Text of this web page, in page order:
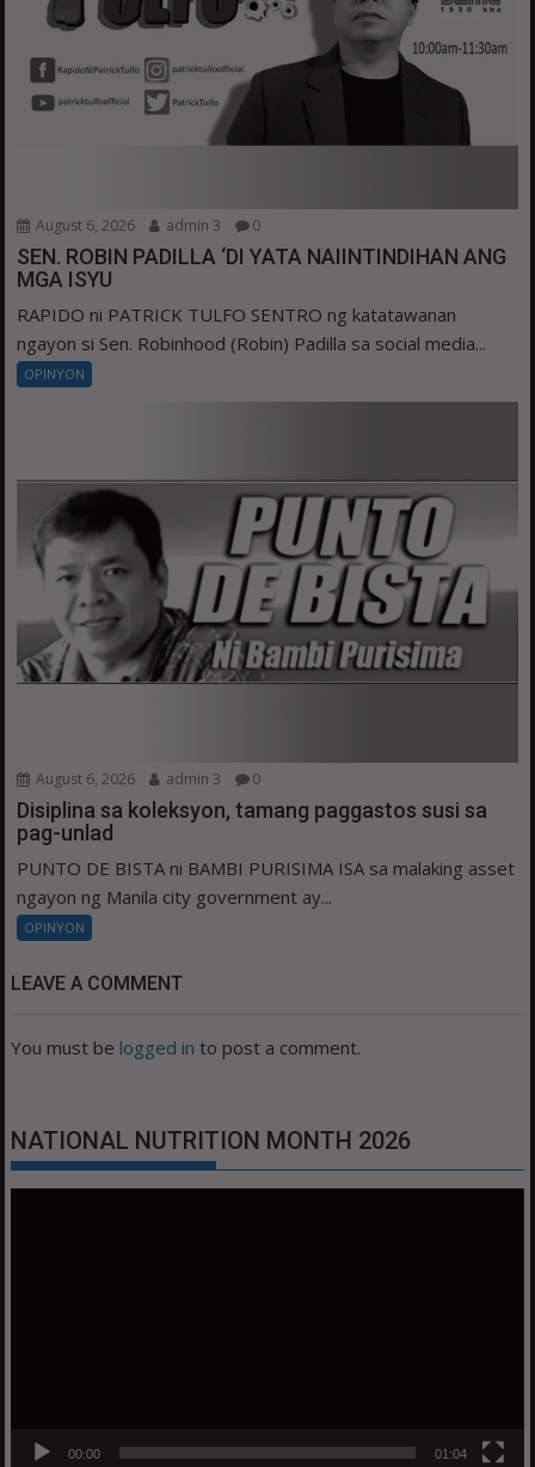
August 6, 2026 admin 3 0
SEN. ROBIN PADILLA ‘DI YATA NAIINTINDIHAN ANG
MGA ISYU
RAPIDO ni PATRICK TULFO SENTRO ng katatawanan
ngayon si Sen. Robinhood (Robin) Padilla sa social media...
OPINYON
August 6, 2026 admin 3 0
Disiplina sa koleksyon, tamang paggastos susi sa
pag-unlad
PUNTO DE BISTA ni BAMBI PURISIMA ISA sa malaking asset
ngayon ng Manila city government ay...
OPINYON
LEAVE A COMMENT
You must be logged in to post a comment.
NATIONAL NUTRITION MONTH 2026
00:00 01:04